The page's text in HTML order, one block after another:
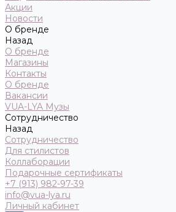
Акции
Новости
О бренде
Назад
О бренде
Магазины
Контакты
О бренде
Вакансии
VUA-LYA Музы
Сотрудничество
Назад
Сотрудничество
Для стилистов
Коллаборации
Подарочные сертификаты
+7 (913) 982-97-39
info@vua-lya.ru
Личный кабинет